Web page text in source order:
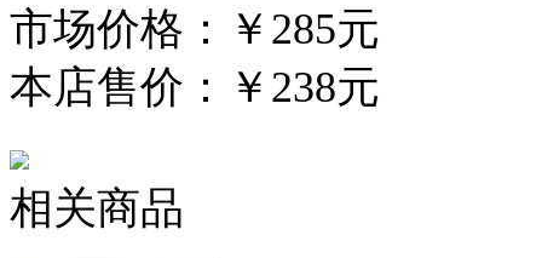
市场价格： ￥285元
本店售价： ￥238元
相关商品